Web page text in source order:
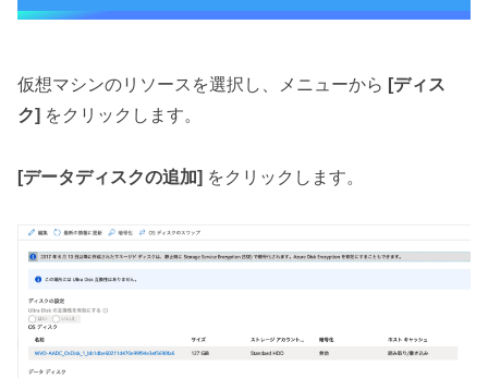
仮想マシンのリソースを選択し、メニューから [ディス
ク] をクリックします。
[データディスクの追加] をクリックします。